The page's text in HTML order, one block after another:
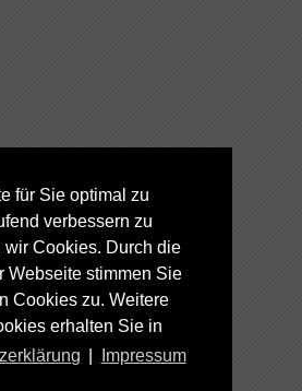
für Sie optimal zu
verbessern zu
wir Cookies. Durch die
Webseite stimmen Sie
Cookies zu. Weitere
erhalten Sie in
Impressum